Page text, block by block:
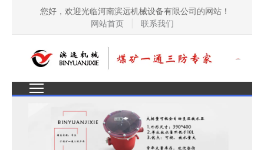
您好，欢迎光临河南滨远机械设备有限公司的网站！
网站首页
联系我们